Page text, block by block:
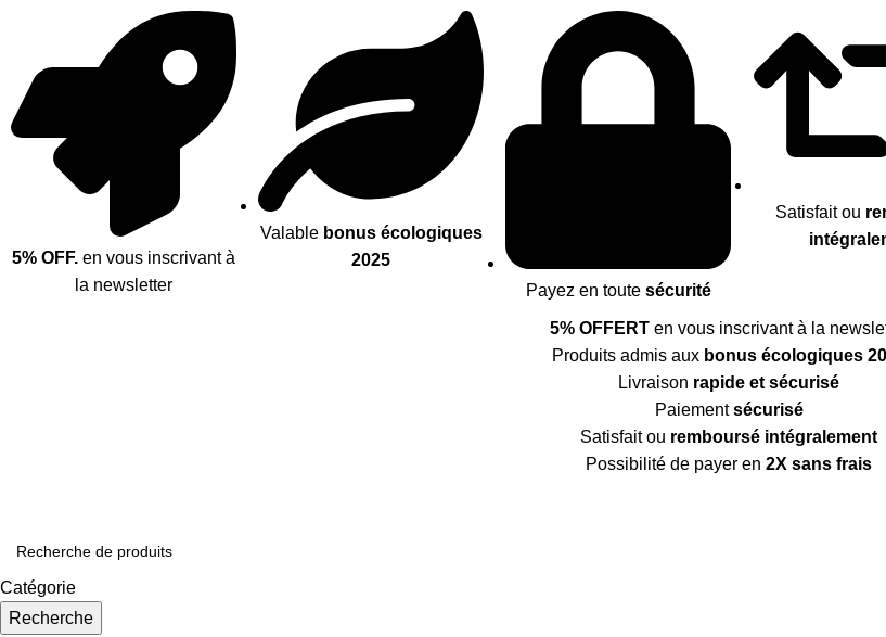
5% OFF. en vous inscrivant à
la newsletter
Valable bonus écologiques
2025
Payez en toute sécurité
Satisfait ou
5% OFFERTen vous inscrivant à la
Produits admis aux bonus écologiques
Livraison rapide et sécurisé
Paiementsécurisé
Satisfait ou remboursé intégralement
Possibilité de payer en 2X sans frais
Catégorie
Recherche